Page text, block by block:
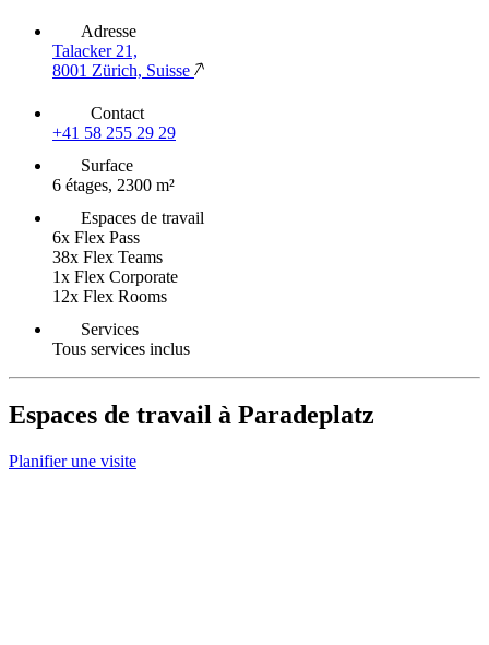
Adresse
Talacker 21,
8001 Zürich, Suisse
Contact
+41 58 255 29 29
Surface
6 étages, 2300 m²
Espaces de travail
6x Flex Pass
38x Flex Teams
1x Flex Corporate
12x Flex Rooms
Services
Tous services inclus
Espaces de travail à Paradeplatz
Planifier une visite